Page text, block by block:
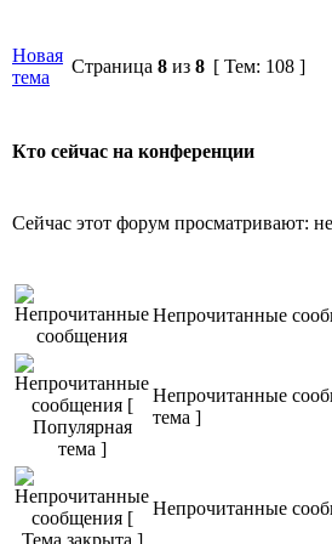
Новая
тема
Страница 8 из 8 [ Тем: 108 ]
Кто сейчас на конференции
Сейчас этот форум просматривают:
Непрочитанные
Непрочитанные
тема ]
Непрочитанные